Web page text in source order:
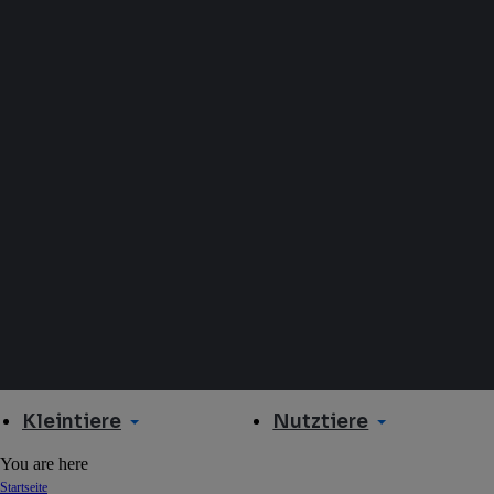
Kleintiere Nutztiere
You are here
Startseite